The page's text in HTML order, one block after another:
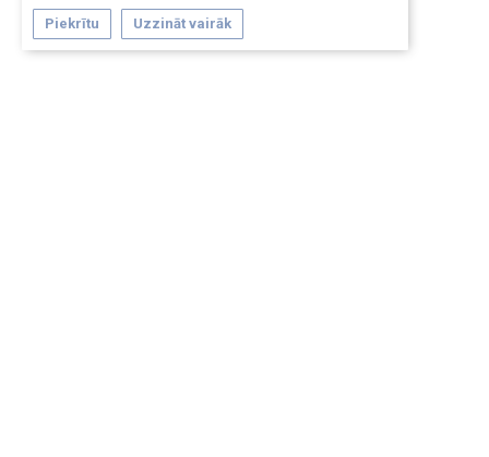
Piekrītu Uzzināt vairāk